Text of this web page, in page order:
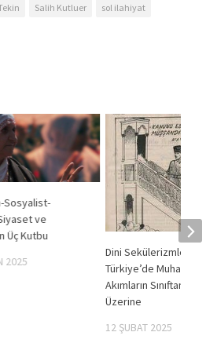
Salih Kutluer
sol ilahiyat
Sosyalist-
ve
Üç Kutbu
2025
Dini Sekülerizmler:
Türkiye’de Muhalif
Akımların Sınıftan
Üzerine
12 ŞUBAT 2025